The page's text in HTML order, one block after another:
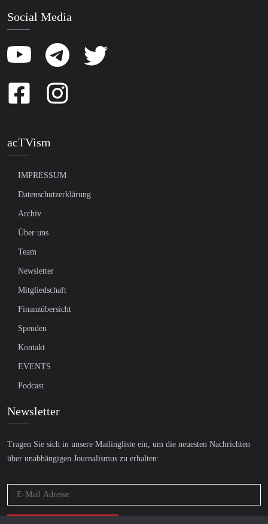
Social Media
acTVism
IMPRESSUM
Datenschutzerklärung
Archiv
Über uns
Team
Newsletter
Mitgliedschaft
Finanzübersicht
Spenden
Kontakt
EVENTS
Podcast
Newsletter
Tragen Sie sich in unsere Mailingliste ein, um die neuesten Nachrichten
über unabhängigen Journalismus zu erhalten: